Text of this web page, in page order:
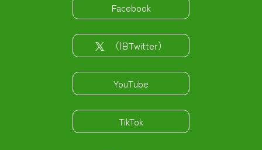
Facebook
（旧Twitter）
YouTube
TikTok